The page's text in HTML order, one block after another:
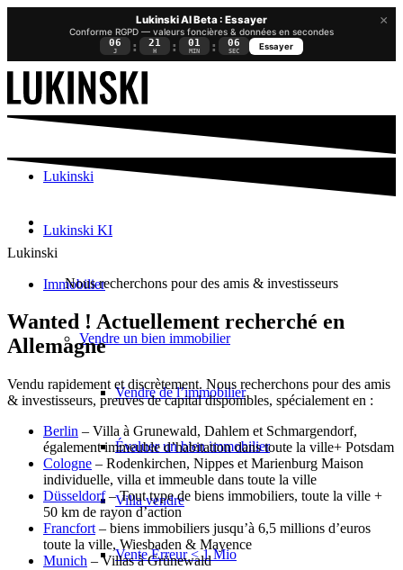
×
Lukinski AI Beta : Essayer
Conforme RGPD — valeurs foncières & données en secondes
06
J : 21
H : 01
MIN : 06
SEC
Essayer
Lukinski
Lukinski KI
Immobilier
Vendre un bien immobilier
Vendre de l’immobilier
Évaluer un bien immobilier
Villa vendre
Vente Erreur < 1 Mio
Lukinski
Nous recherchons pour des amis & investisseurs
Wanted ! Actuellement recherché en
Allemagne
Vendu rapidement et discrètement. Nous recherchons pour des amis
& investisseurs, preuves de capital disponibles, spécialement en :
Berlin – Villa à Grunewald, Dahlem et Schmargendorf,
également immeuble d’habitation dans toute la ville+ Potsdam
Cologne – Rodenkirchen, Nippes et Marienburg Maison
individuelle, villa et immeuble dans toute la ville
Düsseldorf– Tout type de biens immobiliers, toute la ville +
50 km de rayon d’action
Francfort – biens immobiliers jusqu’à 6,5 millions d’euros
toute la ville, Wiesbaden & Mayence
Munich – Villas à Grünewald